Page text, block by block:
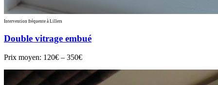
Intervention fréquente à Lillers
Double vitrage embué
Prix moyen: 120€ – 350€